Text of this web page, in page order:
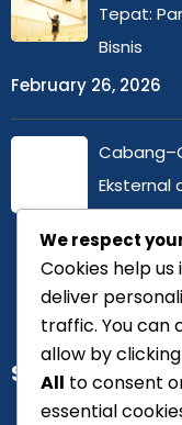
Tepat:
Bisnis
February 26, 2026
Eksternal
SERTIFIKASI
We respect
Cookies help
deliver
traffic. You can
allow by clicking
All to consent
essential